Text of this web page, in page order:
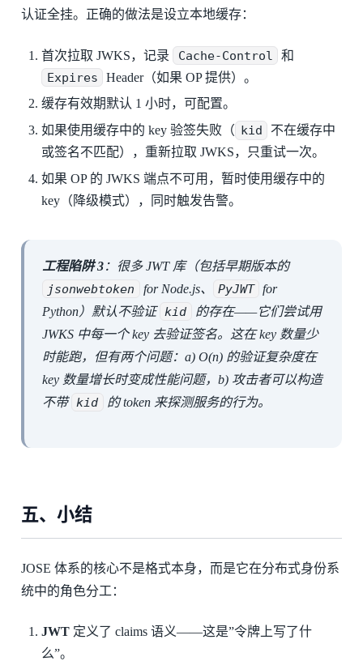
认证全挂。正确的做法是设立本地缓存：
首次拉取 JWKS，记录 Cache-Control 和
Expires
Header（如果 OP 提供）。
缓存有效期默认 1 小时，可配置。
如果使用缓存中的 key 验签失败（ kid
不在缓存中
或签名不匹配），重新拉取 JWKS，只重试一次。
如果 OP 的 JWKS 端点不可用，暂时使用缓存中的
key（降级模式），同时触发告警。
工程陷阱 3：很多 JWT 库（包括早期版本的
jsonwebtoken for Node.js、 PyJWT for
Python）默认不验证 kid
的存在——它们尝试用
JWKS 中每一个 key 去验证签名。这在 key 数量少
时能跑，但有两个问题：a) O(n) 的验证复杂度在
key 数量增长时变成性能问题，b) 攻击者可以构造
不带 kid 的 token 来探测服务的行为。
五、小结
JOSE 体系的核心不是格式本身，而是它在分布式身份系
统中的角色分工：
JWT 定义了 claims 语义——这是”令牌上写了什
么”。